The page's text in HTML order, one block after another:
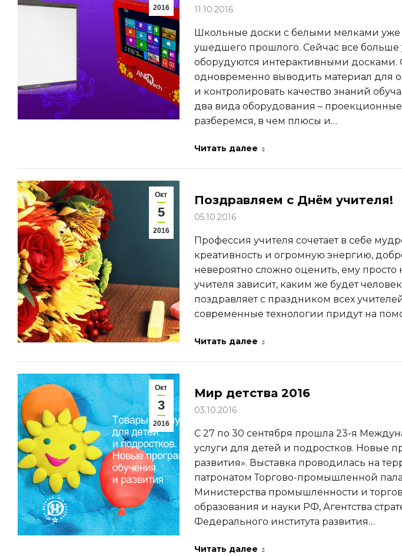
2016 11.10.2016
Школьные доски с белыми мелками уже
ушедшего прошлого. Сейчас все больше
оборудуются интерактивными досками.
одновременно выводить материал для
и контролировать качество знаний
два вида оборудования –
разберемся, в чем плюсы и…
Читать далее
Окт
5
2016
Поздравляем с Днём учителя!
05.10.2016
Профессия учителя сочетает в себе
креативность и огромную энергию,
невероятно сложно оценить, ему
учителя зависит, каким же будет
поздравляет с праздником всех
современные технологии придут на
Читать далее
Окт
3
2016
Мир детства 2016
03.10.2016
С 27 по 30 сентября прошла 23-я
услуги для детей и подростков. Новые
развития». Выставка проводилась на
патронатом Торгово-промышленной
Министерства промышленности и
образования и науки РФ, Агентства
Федерального института развития…
Читать далее